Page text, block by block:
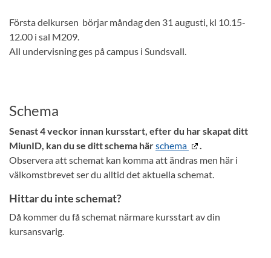
Första delkursen börjar måndag den 31 augusti, kl 10.15-
12.00 i sal M209.
All undervisning ges på campus i Sundsvall.
Schema
Senast 4 veckor innan kursstart, efter du har skapat ditt
MiunID, kan du se ditt schema härschema
.
Observera att schemat kan komma att ändras men här i
välkomstbrevet ser du alltid det aktuella schemat.
Hittar du inte schemat?
Då kommer du få schemat närmare kursstart av din
kursansvarig.